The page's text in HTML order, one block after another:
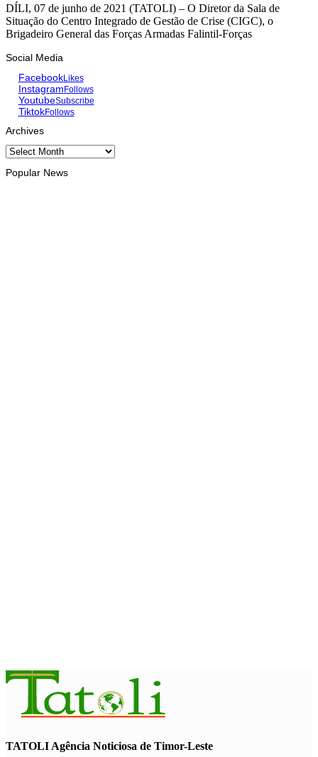
DÍLI, 07 de junho de 2021 (TATOLI) – O Diretor da Sala de
Situação do Centro Integrado de Gestão de Crise (CIGC), o
Brigadeiro General das Forças Armadas Falintil-Forças
Social Media
FacebookLikes
InstagramFollows
YoutubeSubscribe
TiktokFollows
Archives
Archives
Popular News
TATOLI Agência Noticiosa de Timor-Leste